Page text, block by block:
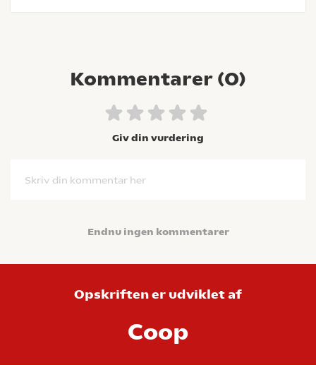
Kommentarer (0)
Giv din vurdering
Skriv din kommentar her
Endnu ingen kommentarer
Opskriften er udviklet af
Coop